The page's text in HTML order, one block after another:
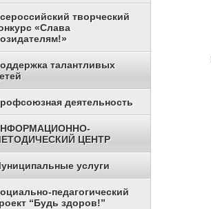
творческий
«Слава
талантливых
деятельность
ЦЕНТР
услуги
педагогический
“Будь здоров!”